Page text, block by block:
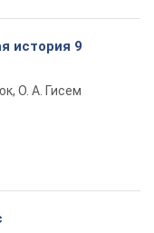
история 9
О. А. Гисем